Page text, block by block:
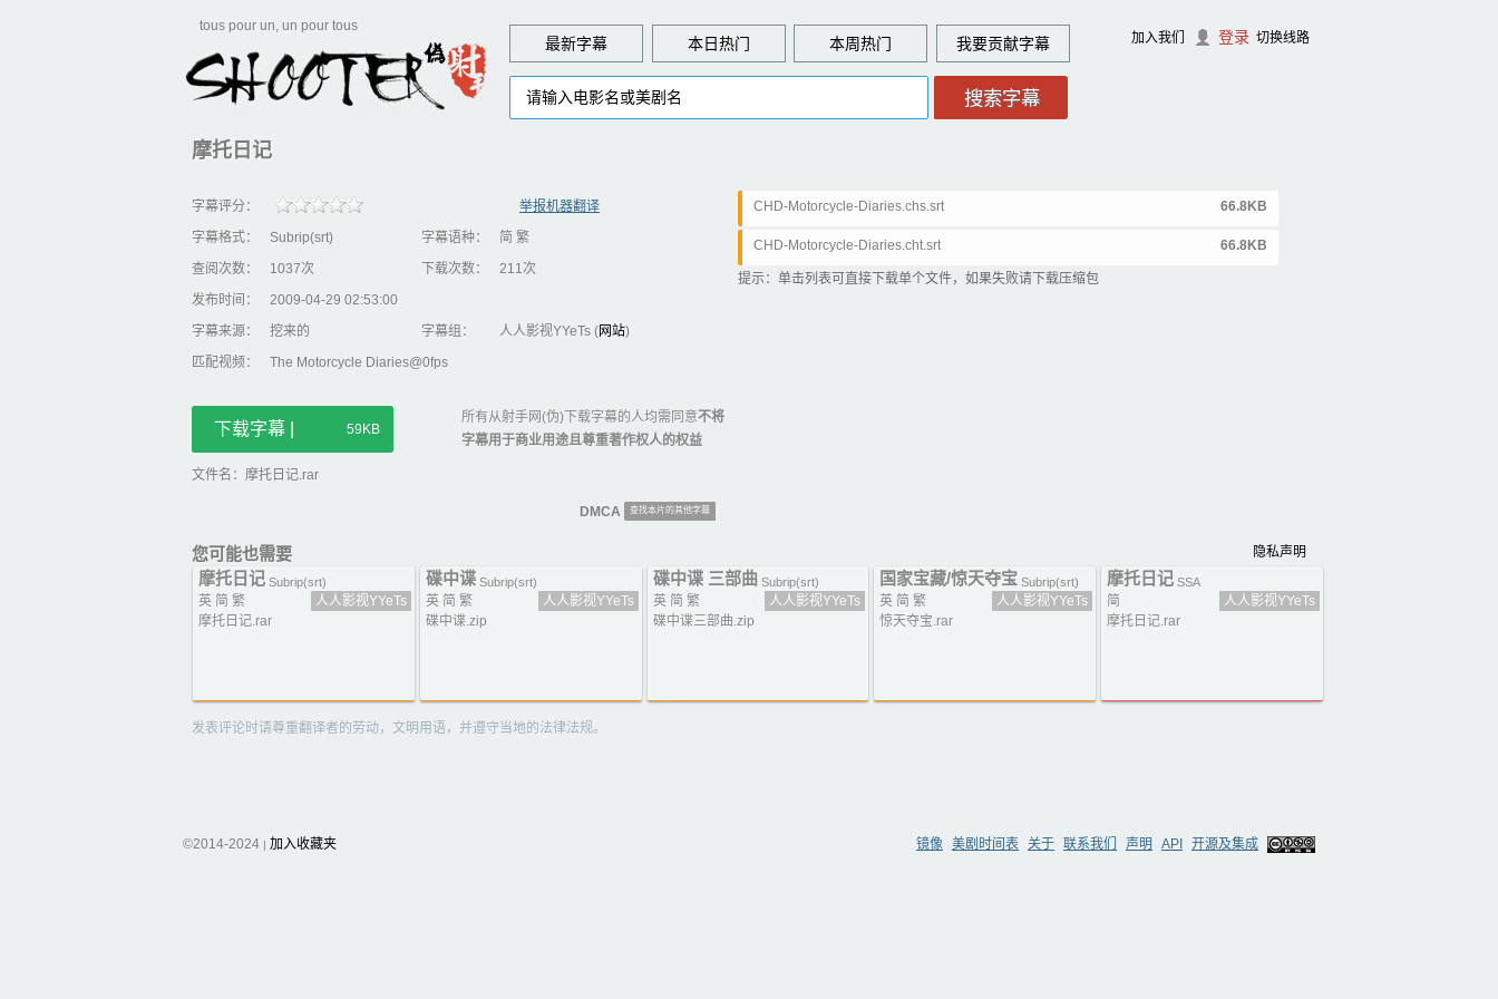
tous pour un, un pour tous
最新字幕 本日热门 本周热门 贡献字幕 加入我们 登录 切换线路
摩托日记
字幕评分：
举报机器翻译
字幕格式：
Subrip(srt) 字幕语种：
简 繁
查阅次数：
1037次 下载次数：
211次
发布时间：
2009-04-29 02:53:00
字幕来源：
挖来的 字幕组： 人人影视YYeTs (网站)
匹配视频：
The Motorcycle Diaries@0fps
下载字幕 | 59KB
所有从射手网(伪)下载字幕的人均需同意不将
字幕用于商业用途且尊重著作权人的权益
文件名：摩托日记.rar
CHD-Motorcycle-Diaries.chs.srt 66.8KB
CHD-Motorcycle-Diaries.cht.srt 66.8KB
提示：单击列表可直接下载单个文件，如果失败请下载压缩包
DMCA 查找本片的其他字幕
您可能也需要 隐私声明
摩托日记 Subrip(srt)
英 简 繁
人人影视YYeTs
摩托日记.rar
碟中谍 Subrip(srt)
英 简 繁
人人影视YYeTs
碟中谍.zip
碟中谍 三部曲 Subrip(srt)
英 简 繁
人人影视YYeTs
碟中谍三部曲.zip
国家宝藏/惊天夺宝 Subrip(srt)
英 简 繁
人人影视YYeTs
惊天夺宝.rar
摩托日记 SSA
简
人人影视YYeTs
摩托日记.rar
发表评论时请尊重翻译者的劳动，文明用语，并遵守当地的法律法规。
©2014-2024 | 加入收藏夹 镜像 美剧时间表 关于 联系我们 声明 API 开源及集成